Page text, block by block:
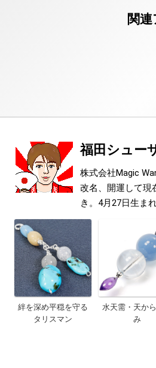
福田シュー
株式会社Magic
改名、開運して現
き。4月27日生まれ
絆を深め平穏を守る
タリスマン
水天需・天か
み